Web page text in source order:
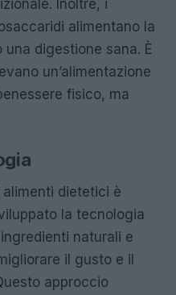
Inoltre, i
alimentano la
digestione sana. È
un’alimentazione
fisico, ma
dietetici è
la tecnologia
naturali e
il gusto e il
approccio